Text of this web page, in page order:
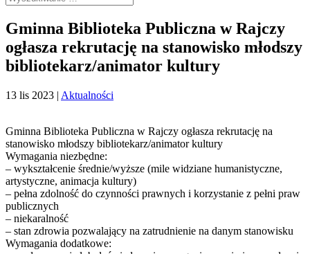
Gminna Biblioteka Publiczna w Rajczy
ogłasza rekrutację na stanowisko młodszy
bibliotekarz/animator kultury
13 lis 2023 | Aktualności
Gminna Biblioteka Publiczna w Rajczy ogłasza rekrutację na
stanowisko młodszy bibliotekarz/animator kultury
Wymagania niezbędne:
– wykształcenie średnie/wyższe (mile widziane humanistyczne,
artystyczne, animacja kultury)
– pełna zdolność do czynności prawnych i korzystanie z pełni praw
publicznych
– niekaralność
– stan zdrowia pozwalający na zatrudnienie na danym stanowisku
Wymagania dodatkowe: